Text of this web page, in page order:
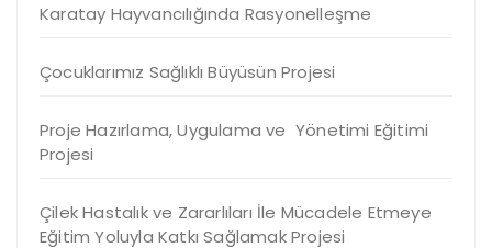
Karatay Hayvancılığında Rasyonelleşme
Çocuklarımız Sağlıklı Büyüsün Projesi
Proje Hazırlama, Uygulama ve Yönetimi Eğitimi
Projesi
Çilek Hastalık ve Zararlıları İle Mücadele Etmeye
Eğitim Yoluyla Katkı Sağlamak Projesi